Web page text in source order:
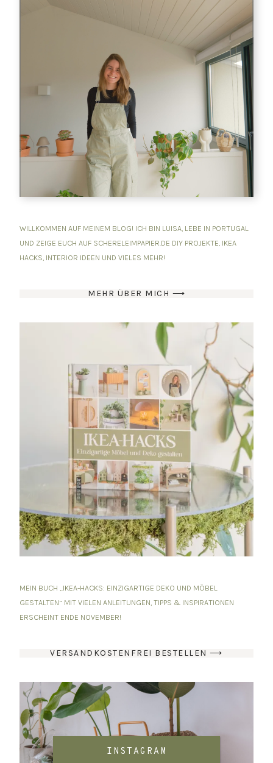
WILLKOMMEN AUF MEINEM BLOG! ICH BIN LUISA, LEBE IN PORTUGAL
UND ZEIGE EUCH AUF SCHERELEIMPAPIER.DE DIY PROJEKTE, IKEA
HACKS, INTERIOR IDEEN UND VIELES MEHR!
MEHR ÜBER MICH ⟶
MEIN BUCH „IKEA-HACKS: EINZIGARTIGE DEKO UND MÖBEL
GESTALTEN“ MIT VIELEN ANLEITUNGEN, TIPPS & INSPIRATIONEN
ERSCHEINT ENDE NOVEMBER!
VERSANDKOSTENFREI BESTELLEN ⟶
INSTAGRAM